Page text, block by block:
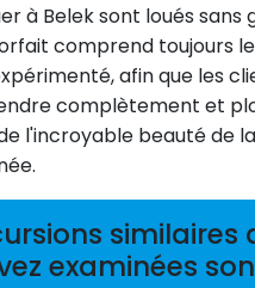
à Belek sont loués sans
comprend toujours
afin que les
complètement et
l'incroyable beauté de
similaires
examinées